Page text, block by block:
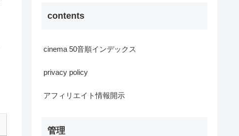
contents
cinema 50音順インデックス
privacy policy
アフィリエイト情報開示
管理